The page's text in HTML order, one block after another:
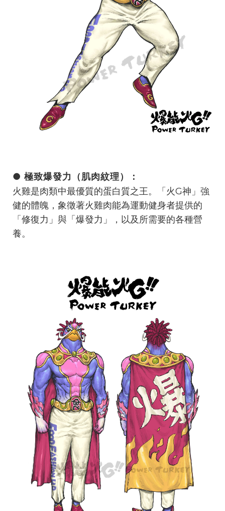
● 極致爆發力（肌肉紋理）：
火雞是肉類中最優質的蛋白質之王。「火G神」強
健的體魄，象徵著火雞肉能為運動健身者提供的
「修復力」與「爆發力」，以及所需要的各種營
養。